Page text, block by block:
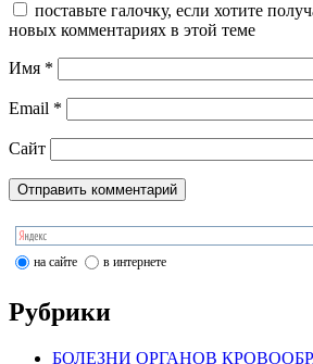
поставьте галочку, если хотите
новых комментариях в этой теме
Имя *
Email *
Сайт
на сайте в интернете
Рубрики
БОЛЕЗНИ ОРГАНОВ